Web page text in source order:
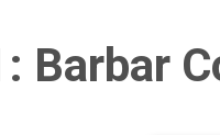
Barbar